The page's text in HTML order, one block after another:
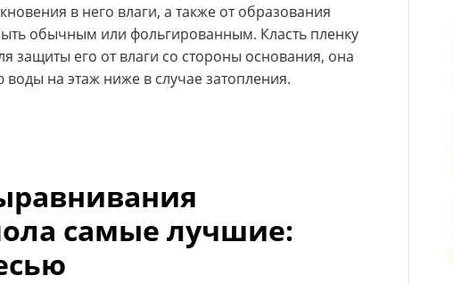
в него влаги, а также от образования
обычным или фольгированным. Класть пленку
защиты его от влаги со стороны основания, она
воды на этаж ниже в случае затопления.
самые лучшие: